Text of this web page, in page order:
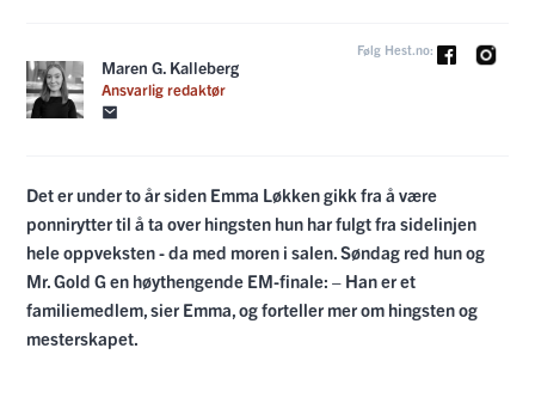
Maren G. Kalleberg
Ansvarlig redaktør
Følg Hest.no:
Det er under to år siden Emma Løkken gikk fra å være
ponnirytter til å ta over hingsten hun har fulgt fra sidelinjen
hele oppveksten - da med moren i salen. Søndag red hun og
Mr. Gold G en høythengende EM-finale: – Han er et
familiemedlem, sier Emma, og forteller mer om hingsten og
mesterskapet.